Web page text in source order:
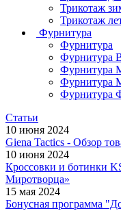
Трикотаж
Трикотаж
Фурнитура
Фурнитура
Фурнитура
Фурнитура
Фурнитура
Фурнитура
Статьи
10 июня 2024
Giena Tactics - Обзор
10 июня 2024
Кроссовки и ботинки
Миротворца»
15 мая 2024
Бонусная программа